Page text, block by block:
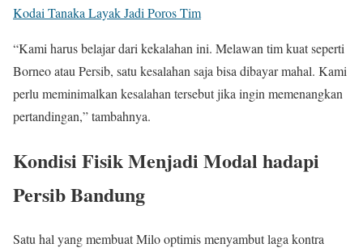
Kodai Tanaka Layak Jadi Poros Tim
“Kami harus belajar dari kekalahan ini. Melawan tim kuat seperti
Borneo atau Persib, satu kesalahan saja bisa dibayar mahal. Kami
perlu meminimalkan kesalahan tersebut jika ingin memenangkan
pertandingan,” tambahnya.
Kondisi Fisik Menjadi Modal hadapi
Persib Bandung
Satu hal yang membuat Milo optimis menyambut laga kontra